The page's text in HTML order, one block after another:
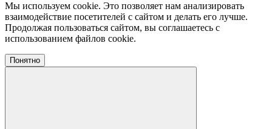
Мы используем cookie. Это позволяет нам анализировать
взаимодействие посетителей с сайтом и делать его лучше.
Продолжая пользоваться сайтом, вы соглашаетесь с
использованием файлов cookie.
Понятно